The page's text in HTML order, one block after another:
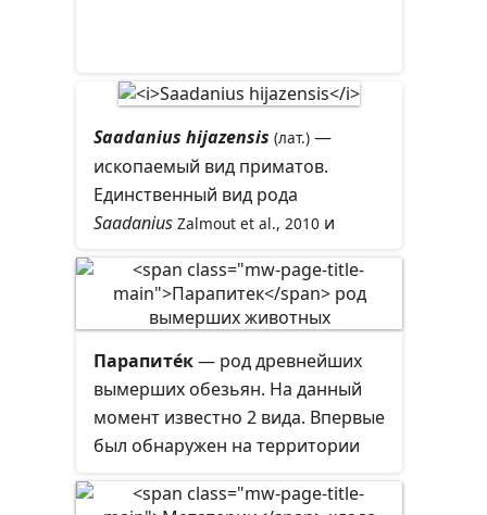
(GULO), которая обуславливает
рационе. Поскольку
стрепсириновые (мокроносые)
приматы не имеют этой мутации
и сохранили способность
вырабатывать витамин С,
генетический признак,
обуславливающий потребность в
тенденцию помещать
долгопятообразных в ряды
гаплориновых (сухоносых)
приматов.
Saadanius hijazensis (лат.) —
ископаемый вид приматов.
Единственный вид рода
Saadanius Zalmout et al., 2010 и
семействаSaadaniidae Zalmoutetal.,
Парапите́к— род древнейших
вымерших обезьян. На данный
момент известно 2 вида. Впервые
был обнаружен на территории
австрийским коллекционером